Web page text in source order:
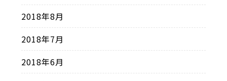
2018年8月
2018年7月
2018年6月